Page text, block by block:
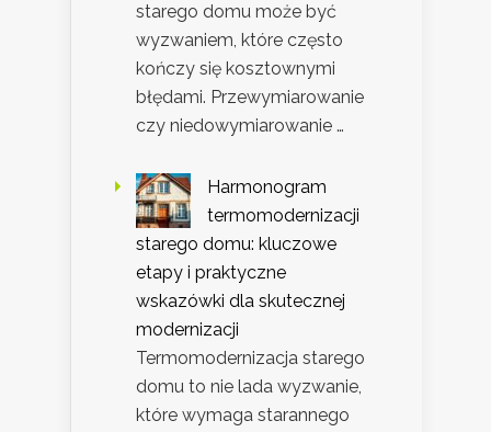
starego domu może być
wyzwaniem, które często
kończy się kosztownymi
błędami. Przewymiarowanie
czy niedowymiarowanie …
Harmonogram
termomodernizacji
starego domu: kluczowe
etapy i praktyczne
wskazówki dla skutecznej
modernizacji
Termomodernizacja starego
domu to nie lada wyzwanie,
które wymaga starannego